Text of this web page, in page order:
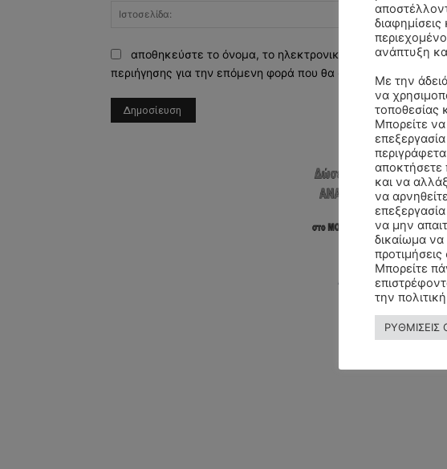
αποθηκεύστε το όνομα, το ηλεκτρονικό ταχυδρομείο και
περιήγησης για την επόμενη φορά που θα σχολιάσω.
ανάπτυξη
Με την
να
τοποθεσίας
Μπορείτε
αποκτήσετε
και να
να
να μην
δικαίωμα να
Μπορείτε
την
ΡΥΘΜΙΣΕΙΣ